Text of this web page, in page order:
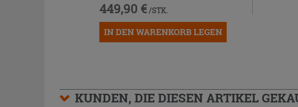
449,90 € /STK.
IN DEN WARENKORB LEGEN
KUNDEN, DIE DIESEN ARTIKEL